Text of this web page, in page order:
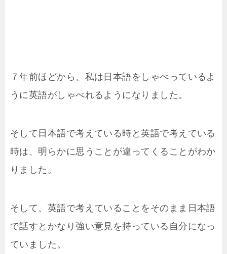
７年前ほどから、私は日本語をしゃべっているよ
うに英語がしゃべれるようになりました。
そして日本語で考えている時と英語で考えている
時は、明らかに思うことが違ってくることがわか
りました。
そして、英語で考えていることをそのまま日本語
で話すとかなり強い意見を持っている自分になっ
ていました。